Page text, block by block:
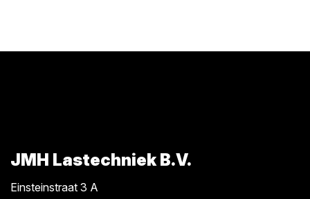
JMH Lastechniek B.V.
Einsteinstraat 3 A